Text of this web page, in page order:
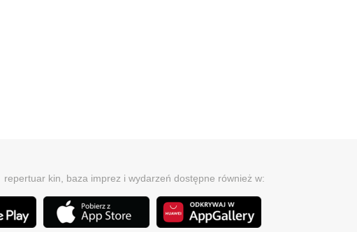
repertuar kin, baza imprez i wydarzeń dostępne również w: